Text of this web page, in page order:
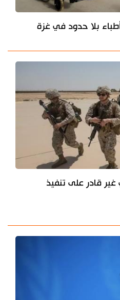
بلا حدود في غزة
قادر على تنفيذ